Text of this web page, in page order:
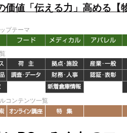
価値「伝える力」高める【
プテーマ
コンテンツ一覧